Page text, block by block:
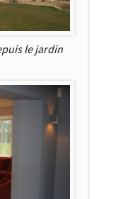
le jardin